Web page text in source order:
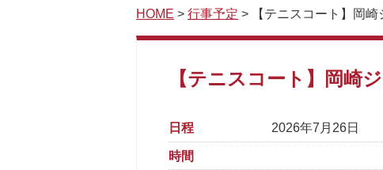
HOME > 行事予定 > 【テニスコート】岡崎
【テニスコート】岡崎
日程 2026年7月26日
時間